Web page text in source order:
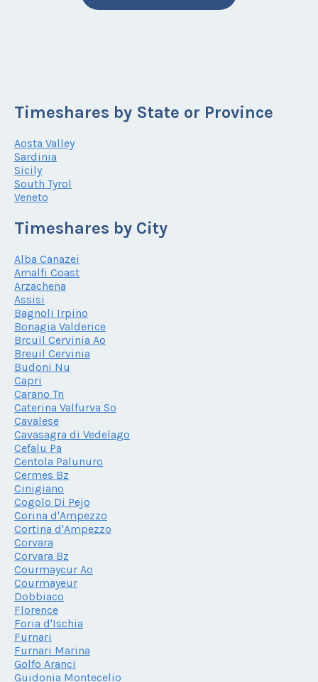
Timeshares by State or Province
Aosta Valley
Sardinia
Sicily
South Tyrol
Veneto
Timeshares by City
Alba Canazei
Amalfi Coast
Arzachena
Assisi
Bagnoli Irpino
Bonagia Valderice
Brcuil Cervinia Ao
Breuil Cervinia
Budoni Nu
Capri
Carano Tn
Caterina Valfurva So
Cavalese
Cavasagra di Vedelago
Cefalu Pa
Centola Palunuro
Cermes Bz
Cinigiano
Cogolo Di Pejo
Corina d'Ampezzo
Cortina d'Ampezzo
Corvara
Corvara Bz
Courmaycur Ao
Courmayeur
Dobbiaco
Florence
Foria d'Ischia
Furnari
Furnari Marina
Golfo Aranci
Guidonia Montecelio